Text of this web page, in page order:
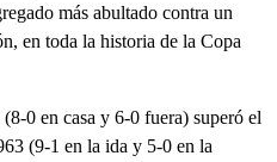
más abultado contra un
en toda la historia de la Copa
0 en casa y 6-0 fuera) superó el
(9-1 en la ida y 5-0 en la